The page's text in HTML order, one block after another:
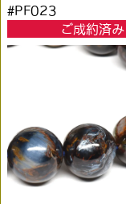
#PF023
ご成約済み